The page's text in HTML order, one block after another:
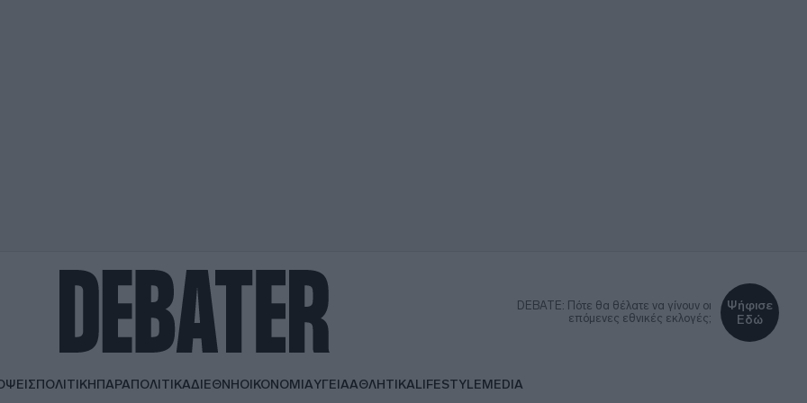
DEBATE: Πότε θα θέλατε να γίνουν οι
επόμενες εθνικές εκλογές;
Ψήφισε
Εδώ
ΠΟΛΙΤΙΚΗΠΑΡΑΠΟΛΙΤΙΚΑΔΙΕΘΝΗΟΙΚΟΝΟΜΙΑΥΓΕΙΑΑΘΛΗΤΙΚΑLIFESTYLEMEDIA